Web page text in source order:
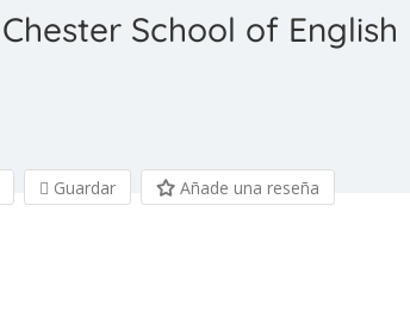
Chester School of English
Guardar Añade una reseña